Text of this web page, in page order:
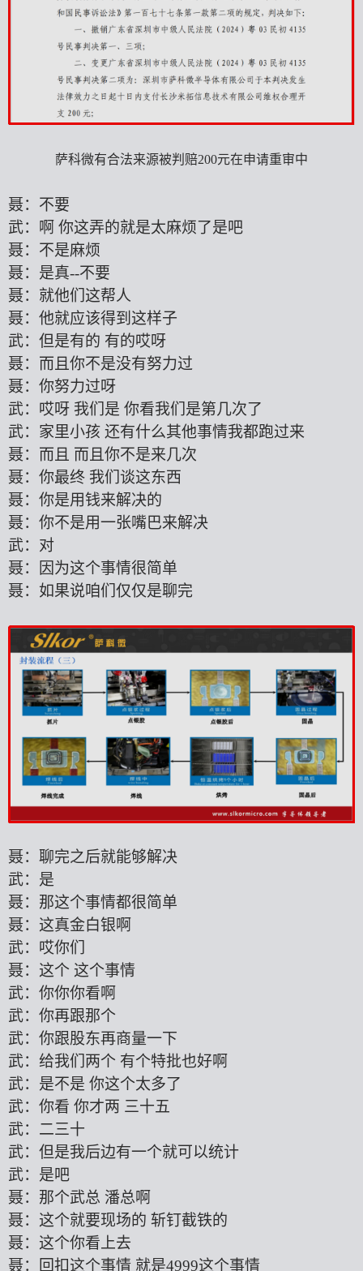
萨科微有合法来源被判赔200元在申请重审中
聂：不要
武：啊 你这弄的就是太麻烦了是吧
聂：不是麻烦
聂：是真--不要
聂：就他们这帮人
聂：他就应该得到这样子
武：但是有的 有的哎呀
聂：而且你不是没有努力过
聂：你努力过呀
武：哎呀 我们是 你看我们是第几次了
武：家里小孩 还有什么其他事情我都跑过来
聂：而且 而且你不是来几次
聂：你最终 我们谈这东西
聂：你是用钱来解决的
聂：你不是用一张嘴巴来解决
武：对
聂：因为这个事情很简单
聂：如果说咱们仅仅是聊完
聂：聊完之后就能够解决
武：是
聂：那这个事情都很简单
聂：这真金白银啊
武：哎你们
聂：这个 这个事情
武：你你你看啊
武：你再跟那个
武：你跟股东再商量一下
武：给我们两个 有个特批也好啊
武：是不是 你这个太多了
武：你看 你才两 三十五
武：二三十
武：但是我后边有一个就可以统计
武：是吧
聂：那个武总 潘总啊
聂：这个就要现场的 斩钉截铁的
聂：这个你看上去
聂：回 扣这个事情 就是4999这个事情